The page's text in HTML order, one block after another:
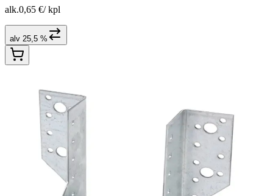
alk.0,65 €/ kpl
alv 25,5 %